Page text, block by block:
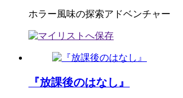
ホラー風味の探索アドベンチャー
『放課後のはなし』